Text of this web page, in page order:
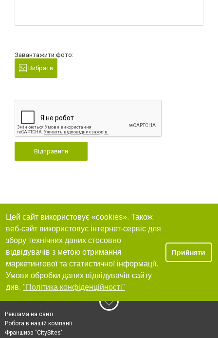
Завантажити фото:
Вибрати
Відправити
Цей сайт використовує «cookies». Також
веб-сайт використовує інтернет-сервіс для
збору технічних даних стосовно
відвідувачів з метою отримання
маркетингової та статистичної інформації.
Умови обробки даних відвідувачів сайту
див. "Політика конфіденційності"
Прийняти
Реклама на сайті
Робота в нашій компанії
Франшиза "CitySites"